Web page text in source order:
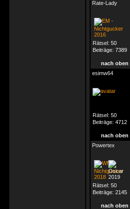
Rate-Lady
Rätsel: 50
Beiträge: 7389
nach oben
esimw64
Rätsel: 50
Beiträge: 4712
nach oben
Powertex
Rätsel: 50
Beiträge: 2145
nach oben